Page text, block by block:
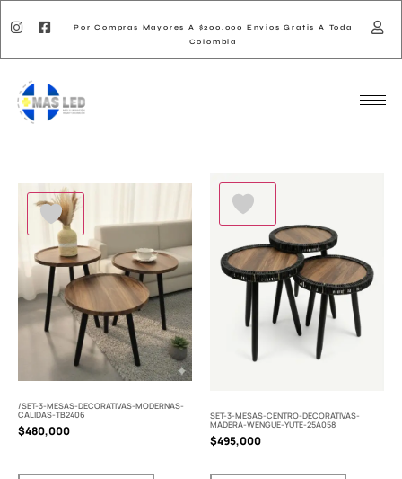
Por Compras Mayores A $200.000 Envios Gratis A Toda
Colombia
/SET-3-MESAS-DECORATIVAS-MODERNAS-
CALIDAS-TB2406
$480,000
SET-3-MESAS-CENTRO-DECORATIVAS-
MADERA-WENGUE-YUTE-25A058
$495,000